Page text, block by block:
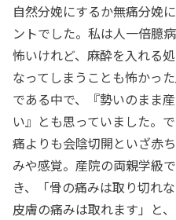
自然分娩にするか無痛分娩
ントでした。私は人一倍臆
怖いけれど、麻酔を入れる
なってしまうことも怖かっ
である中で、『勢いのまま
い』とも思っていました。
痛よりも会陰切開といざ赤
みや感覚。産院の両親学級
き、「骨の痛みは取り切れ
皮膚の痛みは取れます」と